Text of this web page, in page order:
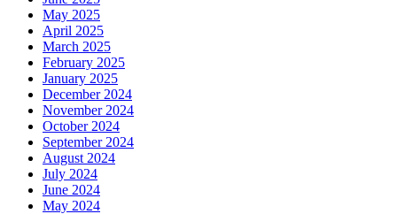
May 2025
April 2025
March 2025
February 2025
January 2025
December 2024
November 2024
October 2024
September 2024
August 2024
July 2024
June 2024
May 2024